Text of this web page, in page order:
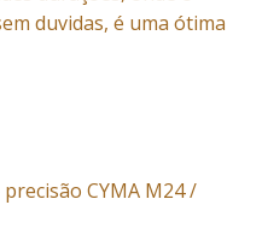
duvidas, é uma ótima
CYMA M24 /